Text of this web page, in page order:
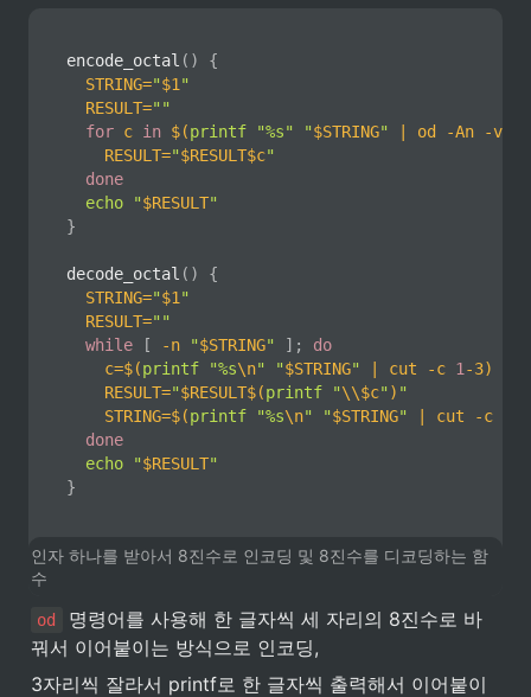
encode_octal ( )
{
STRING="$1 "
RESULT=""
for c in $(printf "%s" "$STRING" od -An -v
RESULT="$RESULT$c"
done
echo
"$RESULT"
}
decode_octal ( )
{
STRING="$1 "
RESULT=""
while
[ -n "$STRING" ] ;
do
c=$(printf "%s\n" "$STRING" cut -c 1 -3)
RESULT="$RESULT$(printf "\\$c" ) "
STRING=$(printf "%s\n" "$STRING" cut -c
done
echo
"$RESULT"
}
인자 하나를 받아서 8진수로 인코딩 및 8진수를 디코딩하는 함
수
od
명령어를 사용해 한 글자씩 세 자리의 8진수로 바
꿔서 이어붙이는 방식으로 인코딩,
3자리씩 잘라서 printf로 한 글자씩 출력해서 이어붙이